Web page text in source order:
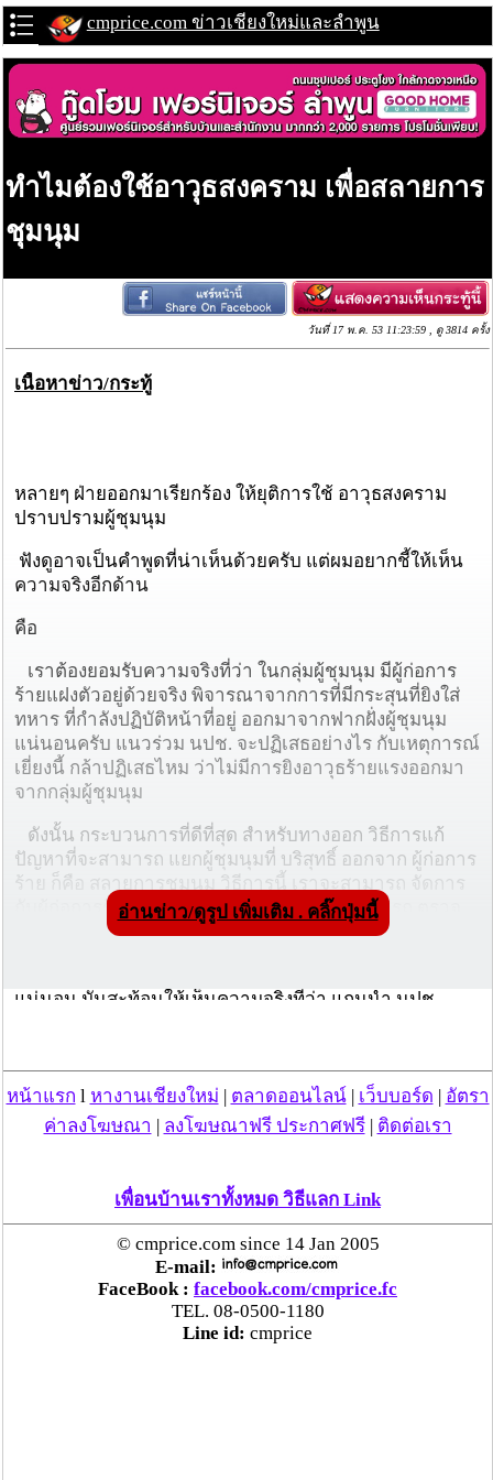
cmprice.com ข่าวเชียงใหม่และลำพูน
ทำไมต้องใช้อาวุธสงคราม เพื่อสลายการ
ชุมนุม
วันที่ 17 พ.ค. 53 11:23:59 , ดู 3814 ครั้ง
เนื้อหาข่าว/กระทู้
หลายๆ ฝ่ายออกมาเรียกร้อง ให้ยุติการใช้ อาวุธสงคราม
ปราบปรามผู้ชุมนุม
ฟังดูอาจเป็นคำพูดที่น่าเห็นด้วยครับ แต่ผมอยากชี้ให้เห็น
ความจริงอีกด้าน
คือ
เราต้องยอมรับความจริงที่ว่า ในกลุ่มผู้ชุมนุม มีผู้ก่อการ
ร้ายแฝงตัวอยู่ด้วยจริง พิจารณาจากการที่มีกระสุนที่ยิงใส่
ทหาร ที่กำลังปฏิบัติหน้าที่อยู่ ออกมาจากฟากฝั่งผู้ชุมนุม
แน่นอนครับ แนวร่วม นปช. จะปฏิเสธอย่างไร กับเหตุการณ์
เยี่ยงนี้ กล้าปฏิเสธไหม ว่าไม่มีการยิงอาวุธร้ายแรงออกมา
จากกลุ่มผู้ชุมนุม
ดังนั้น กระบวนการที่ดีที่สุด สำหรับทางออก วิธีการแก้
ปัญหาที่จะสามารถ แยกผู้ชุมนุมที่ บริสุทธิ์ ออกจาก ผู้ก่อการ
ร้าย ก็คือ สลายการชุมนุม วิธีการนี้ เราจะสามารถ จัดการ
กับผู้ก่อการร้ายได้ หรืออย่างแย่ที่สุด เราจะสามารถ ตรวจ
สอบอาวุธ ที่ใช้ก่อการได้
แน่นอน มันสะท้อนให้เห็นความจริงที่ว่า แกนนำ นปช.
ผมเองไม่อยากให้คนไทยคนใดตายอีก แม้แต่คนเดียว ไม่ว่า
ผู้ชุมนุม หรือทหาร ครับ
ต้องยอมรับความจริงด้วยว่า การที่จะให้ทหารถือไม้กระบอง
ชุมนุม มันเป็นไปไม่ได้ ทหารก็คน เค้าก็รักชีวิต และมีสิทธิ
จะป้องกันชีวิตของเค้า ดังนั้นกระบวนการมันจึงดำเนินมา
ถึงตรงจุดนี้
ผมเห็นใจพี่น้องทหารกล้าทุกนาย ที่ปฏิบัติการเสี่ยงตายเพื่อ
พวกเรา เพื่อชาติไทยเราครับ
ฝากคลิปไว้ให้ชมซักนิดครับ
อ่านข่าว/ดูรูป เพิ่มเติม . คลิ๊กปุ่มนี้
หน้าแรก l หางานเชียงใหม่ ตลาดออนไลน์| เว็บบอร์ด
อัตรา
ค่าลงโฆษณา
ลงโฆษณาฟรี ประกาศฟรี| ติดต่อเรา
เพื่อนบ้านเราทั้งหมด วิธีแลก Link
© cmprice.com since 14 Jan 2005
E-mail:
FaceBook : facebook.com/cmprice.fc
TEL. 08-0500-1180
Line id: cmprice